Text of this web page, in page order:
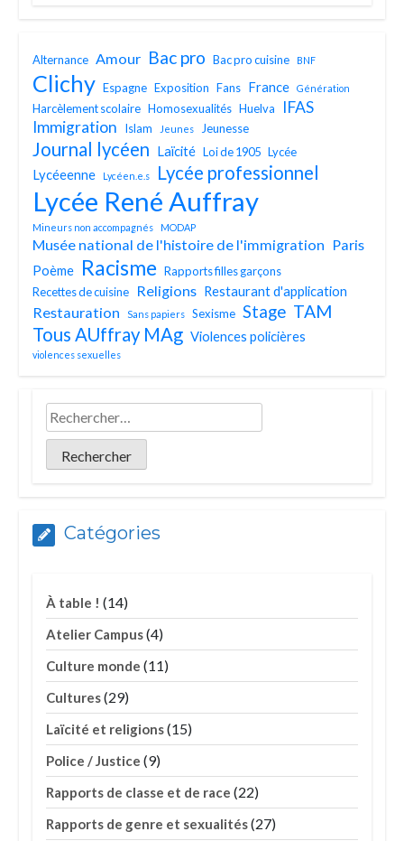
Alternance Amour Bac pro Bac pro cuisine BNF
Clichy Espagne Exposition Fans France Génération
Harcèlement scolaire Homosexualités Huelva
IFAS
Immigration
Islam Jeunes Jeunesse
Journal lycéen Laïcité Loi de 1905 Lycée
Lycéeenne Lycéen.e.s Lycée professionnel
Lycée René Auffray
Mineurs non accompagnés MODAP
Musée national de l'histoire de l'immigration Paris
Poème Racisme Rapports filles garçons
Recettes de cuisine
Religions Restaurant d'application
Restauration Sans papiers Sexisme Stage TAM
Tous AUffray MAg Violences policières
violences sexuelles
Catégories
À table ! (14)
Atelier Campus(4)
Culture monde (11)
Cultures(29)
Laïcité et religions(15)
Police / Justice (9)
Rapports de classe et de race (22)
Rapports de genre et sexualités(27)